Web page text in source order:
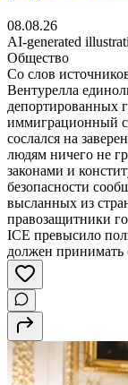
08.08.26
AI-generated
Общество
Со слов
Вентурелла
депортированных
иммиграционный
сослался на
людям ничего не
законами и
безопасности
высланных из
правозащитники
ICE превысило
должен принимать